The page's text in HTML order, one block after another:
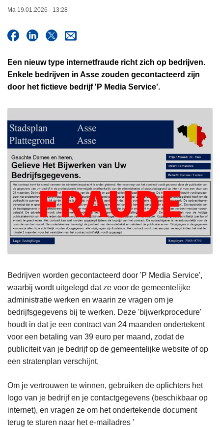
Ma 19.01.2026 - 13:28
Een nieuw type internetfraude richt zich op bedrijven.
Enkele bedrijven in Asse zouden gecontacteerd zijn
door het fictieve bedrijf 'P Media Service'.
Bedrijven worden gecontacteerd door 'P Media Service',
waarbij wordt uitgelegd dat ze voor de gemeentelijke
administratie werken en waarin ze vragen om je
bedrijfsgegevens bij te werken. Deze 'bijwerkprocedure'
houdt in dat je een contract van 24 maanden ondertekent
voor een betaling van 39 euro per maand, zodat de
publiciteit van je bedrijf op de gemeentelijke website of op
een stratenplan verschijnt.
Om je vertrouwen te winnen, gebruiken de oplichters het
logo van je bedrijf en je contactgegevens (beschikbaar op
internet), en vragen ze om het ondertekende document
terug te sturen naar het e-mailadres '